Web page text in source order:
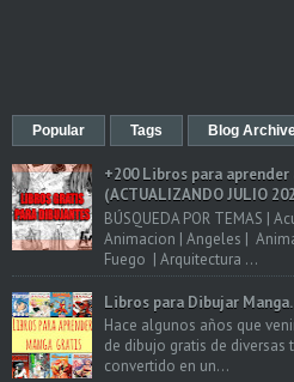
Popular Tags Blog
+200 Libros para aprender
(ACTUALIZANDO JULIO
BÚSQUEDA POR TEMAS |
Animacion | Angeles |
Fuego | Arquitectura ...
Libros para Dibujar Manga.
Hace algunos años que
de dibujo gratis de diversas
convertido en un...